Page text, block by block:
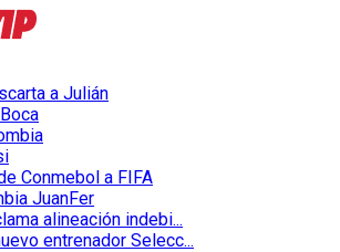
a Julián
Conmebol a FIFA
JuanFer
alineación indebi...
entrenador Selecc...